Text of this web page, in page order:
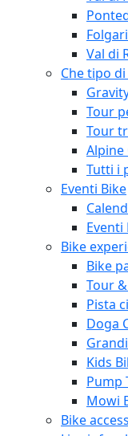
Val di
Che tipo
Tour
Tour
Alpine
Tutti i
Eventi Bike
Eventi
Bike
Bike
Tour
Pista
Doga
Kids
Pump
Mowi
Bike